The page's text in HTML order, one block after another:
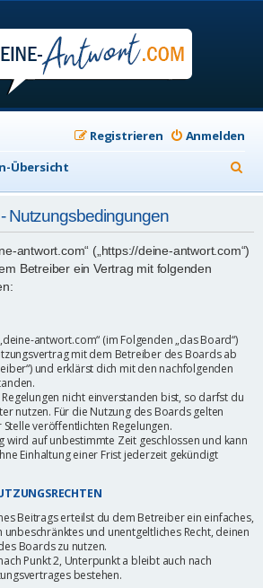
Anmelden
Registrieren
Übersicht
u
h
Nutzungsbedingungen
antwort.com“ („https://deine-antwort.com“)
Betreiber ein Vertrag mit folgenden
antwort.com“ (im Folgenden „das Board“)
mit dem Betreiber des Boards ab
und erklärst dich mit den nachfolgenden
nicht einverstanden bist, so darfst du
nutzen. Für die Nutzung des Boards gelten
veröffentlichten Regelungen.
wird auf unbestimmte Zeit geschlossen und kann
Einhaltung einer Frist jederzeit gekündigt
Beitrags erteilst du dem Betreiber ein einfaches,
unbeschränktes und unentgeltliches Recht, deinen
Boards zu nutzen.
Punkt 2, Unterpunkt a bleibt auch nach
bestehen.